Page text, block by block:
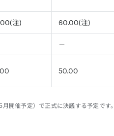
注) 60.00(注)
－
50.00
開催予定）で正式に決議する予定です。